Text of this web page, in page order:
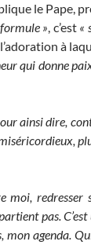
le Pape,
», c’est «
à
qui donne
ainsi dire,
moi, redresser
pas.
mon agenda.